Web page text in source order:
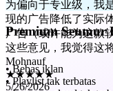
广告（或许能为这款
这些意见，我觉得这
Mohnauf
★★★★★
5/26/2026
التطبيق ممتاز
Premium Seumur
• Bebas iklan
• Playlist tak terbatas